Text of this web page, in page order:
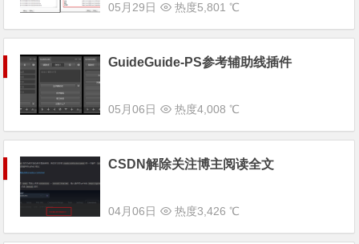
05月29日 热度5,801 ℃
GuideGuide-PS参考辅助线插件
05月06日 热度4,008 ℃
CSDN解除关注博主阅读全文
04月06日 热度3,426 ℃